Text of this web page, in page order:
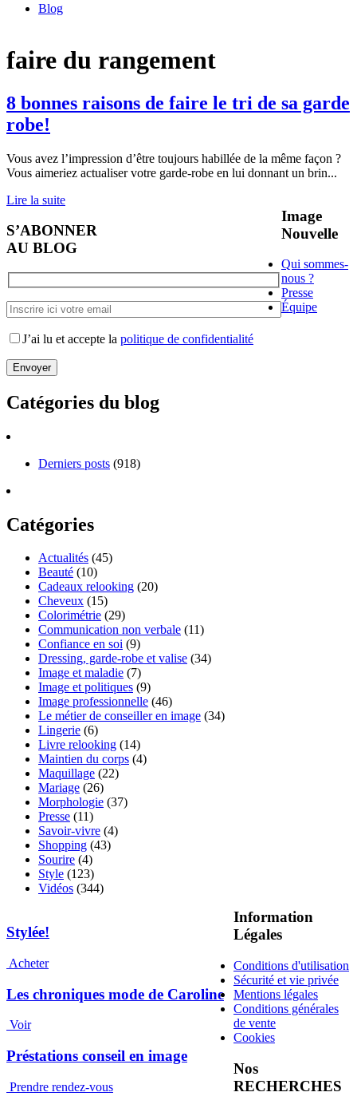
Blog
faire du rangement
8 bonnes raisons de faire le tri de sa garde
robe!
Vous avez l’impression d’être toujours habillée de la même façon ?
Vous aimeriez actualiser votre garde-robe en lui donnant un brin...
Lire la suite
S’ABONNER
AU BLOG
J’ai lu et accepte la politique de confidentialité
Catégories du blog
Derniers posts (918)
Catégories
Actualités (45)
Beauté (10)
Cadeaux relooking (20)
Cheveux (15)
Colorimétrie (29)
Communication non verbale (11)
Confiance en soi (9)
Dressing, garde-robe et valise (34)
Image et maladie (7)
Image et politiques (9)
Image professionnelle (46)
Le métier de conseiller en image (34)
Lingerie (6)
Livre relooking (14)
Maintien du corps (4)
Maquillage (22)
Mariage (26)
Morphologie (37)
Presse (11)
Savoir-vivre (4)
Shopping (43)
Sourire (4)
Style (123)
Vidéos (344)
Stylée!
Acheter
Les chroniques mode de Caroline
Voir
Préstations conseil en image
Prendre rendez-vous
Image
Nouvelle
Qui sommes-
nous ?
Presse
Équipe
Information
Légales
Conditions d'utilisation
Sécurité et vie privée
Mentions légales
Conditions générales
de vente
Cookies
Nos
RECHERCHES